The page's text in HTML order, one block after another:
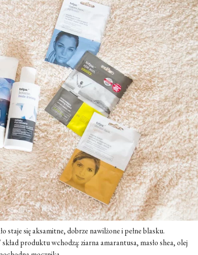
staje się aksamitne, dobrze nawilżone i pełne blasku.
produktu wchodzą: ziarna amarantusa, masło shea, olej